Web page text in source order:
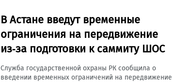
В Астане введут временные
ограничения на передвижение
из-за подготовки к саммиту ШОС
Служба государственной охраны РК сообщила о
введении временных ограничений на передвижение